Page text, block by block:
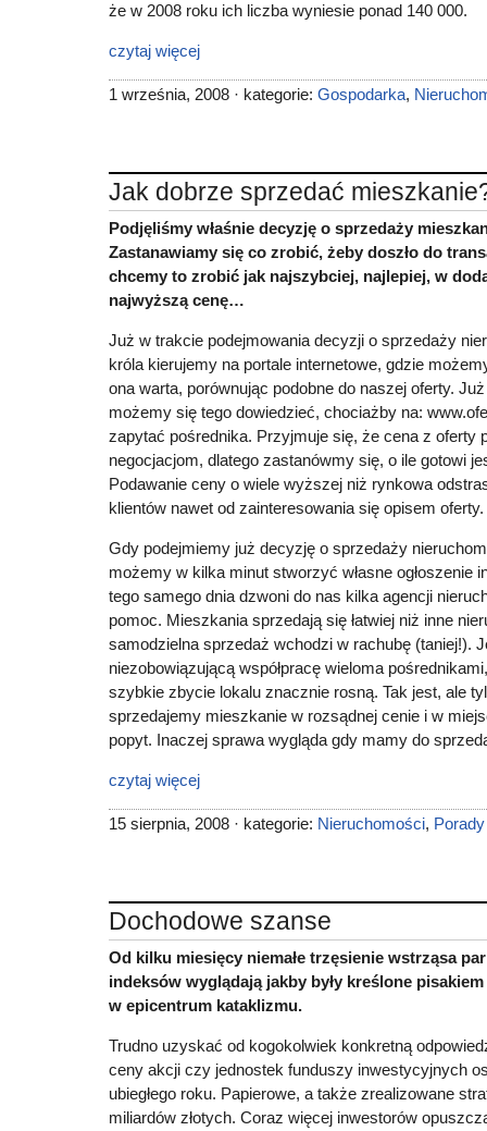
że w 2008 roku ich liczba wyniesie ponad 140 000.
czytaj więcej
1 września, 2008 · kategorie: Gospodarka,
Jak dobrze sprzedać
Podjęliśmy właśnie decyzję o sprzedaży
Zastanawiamy się co zrobić, żeby doszło do
chcemy to zrobić jak najszybciej, najlepiej, w
najwyższą cenę…
Już w trakcie podejmowania decyzji o sprzedaży
króla kierujemy na portale internetowe, gdzie
ona warta, porównując podobne do naszej oferty.
możemy się tego dowiedzieć, chociażby na:
zapytać pośrednika. Przyjmuje się, że cena z oferty
negocjacjom, dlatego zastanówmy się, o ile gotowi
Podawanie ceny o wiele wyższej niż rynkowa
klientów nawet od zainteresowania się opisem oferty.
Gdy podejmiemy już decyzję o sprzedaży
możemy w kilka minut stworzyć własne ogłoszenie
tego samego dnia dzwoni do nas kilka agencji
pomoc. Mieszkania sprzedają się łatwiej niż inne
samodzielna sprzedaż wchodzi w rachubę (taniej!).
niezobowiązującą współpracę wieloma
szybkie zbycie lokalu znacznie rosną. Tak jest, ale
sprzedajemy mieszkanie w rozsądnej cenie i w
popyt. Inaczej sprawa wygląda gdy mamy do
czytaj więcej
15 sierpnia, 2008 · kategorie: Nieruchomości, Porady
Dochodowe szanse
Od kilku miesięcy niemałe trzęsienie wstrząsa
indeksów wyglądają jakby były kreślone
w epicentrum kataklizmu.
Trudno uzyskać od kogokolwiek konkretną
ceny akcji czy jednostek funduszy inwestycyjnych
ubiegłego roku. Papierowe, a także zrealizowane
miliardów złotych. Coraz więcej inwestorów